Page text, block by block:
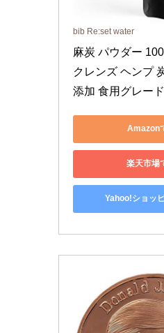
bib Re:set water
麻炭 パウダー
クレンズ ヘンプ
添加 食用グレー
Amazon
楽天市場
Yahoo!ショッ